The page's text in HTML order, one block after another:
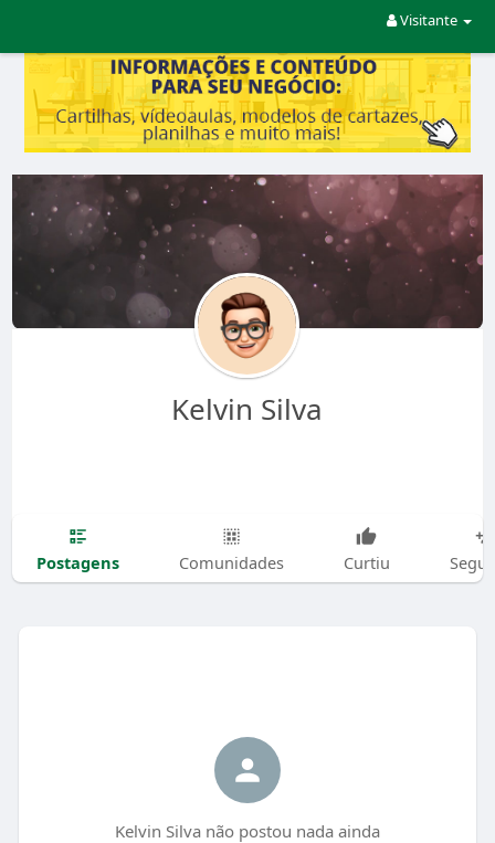
Visitante
Kelvin Silva
Postagens Comunidades Curtiu
Kelvin Silva não postou nada ainda